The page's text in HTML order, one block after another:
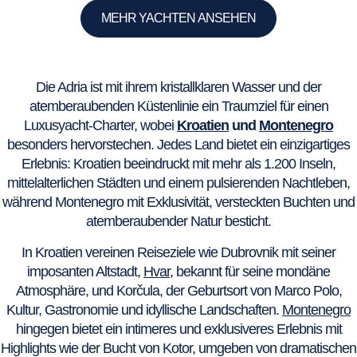
MEHR YACHTEN ANSEHEN
Die Adria ist mit ihrem kristallklaren Wasser und der
atemberaubenden Küstenlinie ein Traumziel für einen
Luxusyacht-Charter, wobei Kroatien und Montenegro
besonders hervorstechen. Jedes Land bietet ein einzigartiges
Erlebnis: Kroatien beeindruckt mit mehr als 1.200 Inseln,
mittelalterlichen Städten und einem pulsierenden Nachtleben,
während Montenegro mit Exklusivität, versteckten Buchten und
atemberaubender Natur besticht.
In Kroatien vereinen Reiseziele wie Dubrovnik mit seiner
imposanten Altstadt, Hvar, bekannt für seine mondäne
Atmosphäre, und Korčula, der Geburtsort von Marco Polo,
Kultur, Gastronomie und idyllische Landschaften. Montenegro
hingegen bietet ein intimeres und exklusiveres Erlebnis mit
Highlights wie der Bucht von Kotor, umgeben von dramatischen